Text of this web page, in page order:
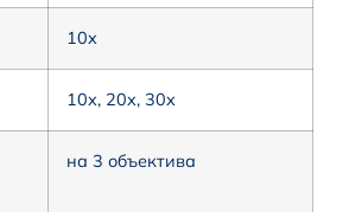
10x
10x, 20x, 30x
на 3 объектива